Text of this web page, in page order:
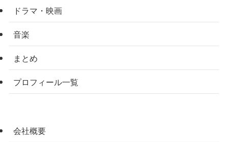
ドラマ・映画
音楽
まとめ
プロフィール一覧
会社概要